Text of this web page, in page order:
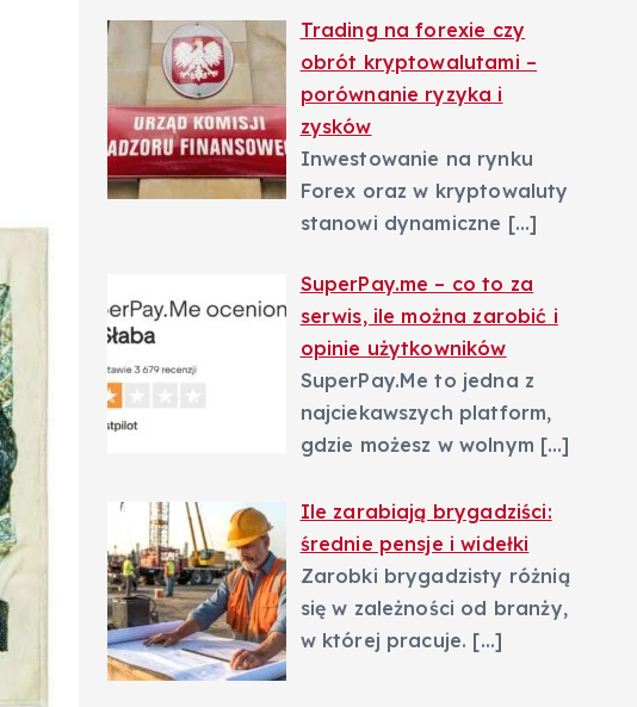
Trading na forexie czy
obrót kryptowalutami –
porównanie ryzyka i
zysków
Inwestowanie na rynku
Forex oraz w kryptowaluty
stanowi dynamiczne […]
SuperPay.me – co to za
serwis, ile można zarobić i
opinie użytkowników
SuperPay.Me to jedna z
najciekawszych platform,
gdzie możesz w wolnym […]
Ile zarabiają brygadziści:
średnie pensje i widełki
Zarobki brygadzisty różnią
się w zależności od branży,
w której pracuje. […]